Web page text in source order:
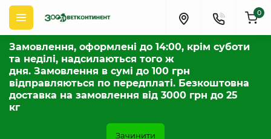
Замовлення, оформлені до 14:00, крім суботи
та неділі, надсилаються того ж
дня. Замовлення в сумі до 100 грн
відправляються по передплаті. Безкоштовна
доставка на замовлення від 3000 грн до 25
кг
Зачинити
0